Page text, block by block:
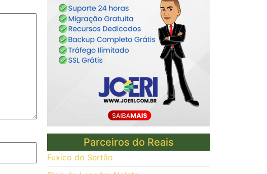
Parceiros do Reais
Fuxico do Sertão